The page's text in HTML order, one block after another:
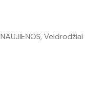
NAUJIENOS, Veidrodžiai